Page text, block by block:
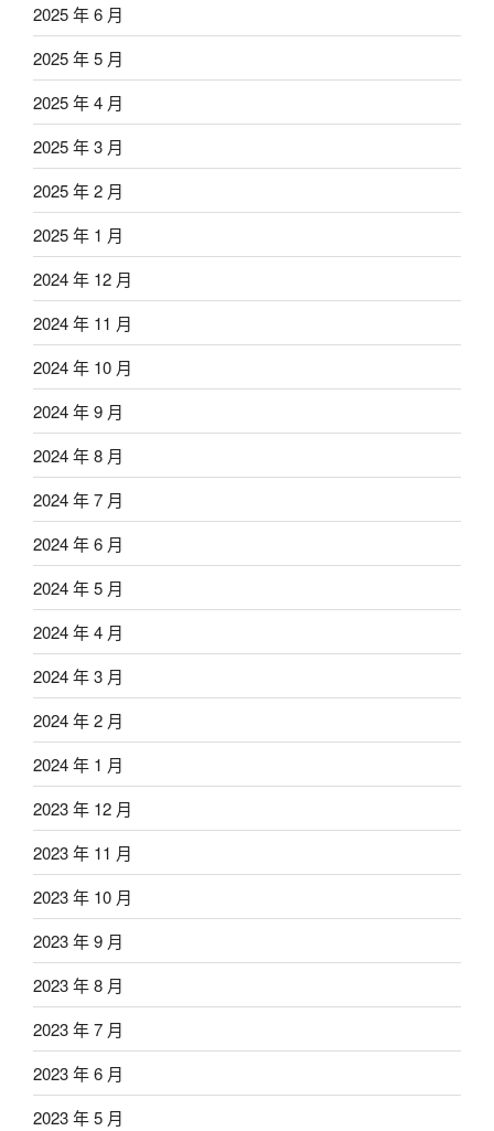
2025 年 6 月
2025 年 5 月
2025 年 4 月
2025 年 3 月
2025 年 2 月
2025 年 1 月
2024 年 12 月
2024 年 11 月
2024 年 10 月
2024 年 9 月
2024 年 8 月
2024 年 7 月
2024 年 6 月
2024 年 5 月
2024 年 4 月
2024 年 3 月
2024 年 2 月
2024 年 1 月
2023 年 12 月
2023 年 11 月
2023 年 10 月
2023 年 9 月
2023 年 8 月
2023 年 7 月
2023 年 6 月
2023 年 5 月